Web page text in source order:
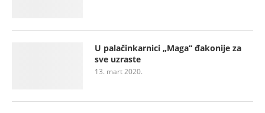
U palačinkarnici „Maga“ đakonije za
sve uzraste
13. mart 2020.